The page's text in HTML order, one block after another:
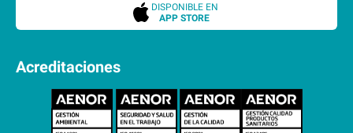
DISPONIBLE EN
APP STORE
Acreditaciones